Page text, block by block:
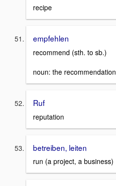
recipe
empfehlen
recommend (sth. to sb.)
noun: the recommendation
Ruf
reputation
betreiben, leiten
run (a project, a business)